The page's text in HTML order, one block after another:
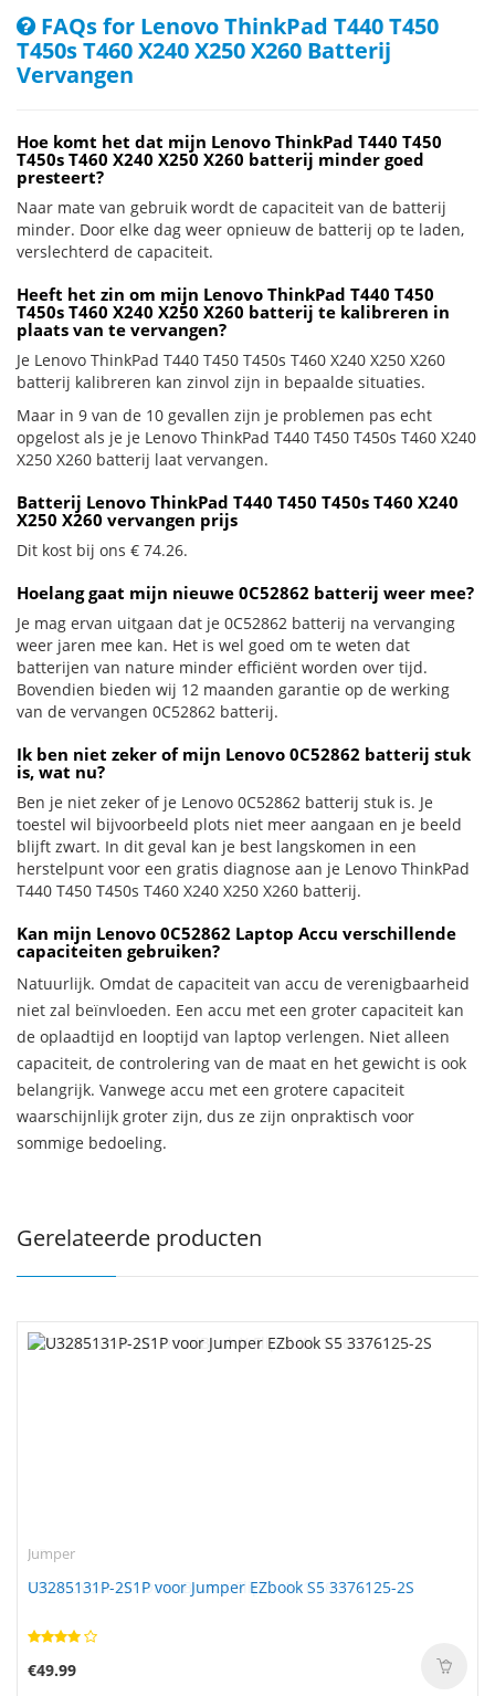
FAQs for Lenovo ThinkPad T440 T450
T450s T460 X240 X250 X260 Batterij
Vervangen
Hoe komt het dat mijn Lenovo ThinkPad T440 T450
T450s T460 X240 X250 X260 batterij minder goed
presteert?
Naar mate van gebruik wordt de capaciteit van de batterij
minder. Door elke dag weer opnieuw de batterij op te laden,
verslechterd de capaciteit.
Heeft het zin om mijn Lenovo ThinkPad T440 T450
T450s T460 X240 X250 X260 batterij te kalibreren in
plaats van te vervangen?
Je Lenovo ThinkPad T440 T450 T450s T460 X240 X250 X260
batterij kalibreren kan zinvol zijn in bepaalde situaties.
Maar in 9 van de 10 gevallen zijn je problemen pas echt
opgelost als je je Lenovo ThinkPad T440 T450 T450s T460 X240
X250 X260 batterij laat vervangen.
Batterij Lenovo ThinkPad T440 T450 T450s T460 X240
X250 X260 vervangen prijs
Dit kost bij ons € 74.26.
Hoelang gaat mijn nieuwe 0C52862 batterij weer mee?
Je mag ervan uitgaan dat je 0C52862 batterij na vervanging
weer jaren mee kan. Het is wel goed om te weten dat
batterijen van nature minder efficiënt worden over tijd.
Bovendien bieden wij 12 maanden garantie op de werking
van de vervangen 0C52862 batterij.
Ik ben niet zeker of mijn Lenovo 0C52862 batterij stuk
is, wat nu?
Ben je niet zeker of je Lenovo 0C52862 batterij stuk is. Je
toestel wil bijvoorbeeld plots niet meer aangaan en je beeld
blijft zwart. In dit geval kan je best langskomen in een
herstelpunt voor een gratis diagnose aan je Lenovo ThinkPad
T440 T450 T450s T460 X240 X250 X260 batterij.
Kan mijn Lenovo 0C52862 Laptop Accu verschillende
capaciteiten gebruiken?
Natuurlijk. Omdat de capaciteit van accu de verenigbaarheid
niet zal beïnvloeden. Een accu met een groter capaciteit kan
de oplaadtijd en looptijd van laptop verlengen. Niet alleen
capaciteit, de controlering van de maat en het gewicht is ook
belangrijk. Vanwege accu met een grotere capaciteit
waarschijnlijk groter zijn, dus ze zijn onpraktisch voor
sommige bedoeling.
Gerelateerde producten
Jumper
U3285131P-2S1P voor Jumper EZbook S5 3376125-2S
€49.99